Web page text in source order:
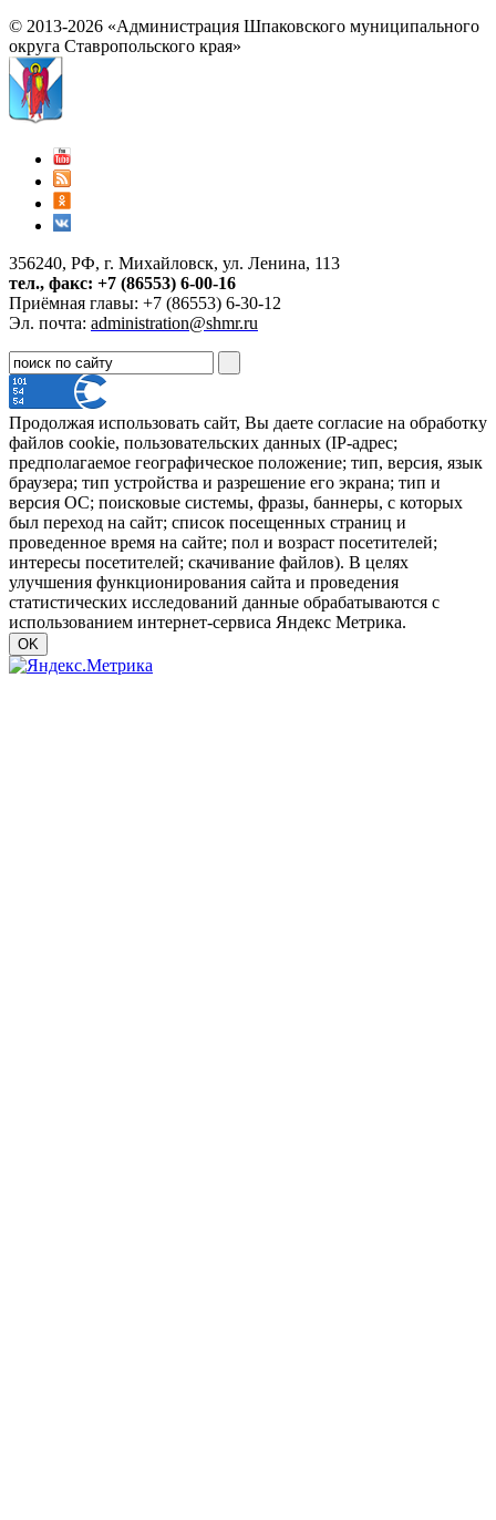
© 2013-2026 «Администрация Шпаковского муниципального
округа Ставропольского края»
356240, РФ, г. Михайловск, ул. Ленина, 113
тел., факс: +7 (86553) 6-00-16
Приёмная главы: +7 (86553) 6-30-12
Эл. почта: administration@shmr.ru
Продолжая использовать сайт, Вы даете согласие на обработку
файлов cookie, пользовательских данных (IP-адрес;
предполагаемое географическое положение; тип, версия, язык
браузера; тип устройства и разрешение его экрана; тип и
версия ОС; поисковые системы, фразы, баннеры, с которых
был переход на сайт; список посещенных страниц и
проведенное время на сайте; пол и возраст посетителей;
интересы посетителей; скачивание файлов). В целях
улучшения функционирования сайта и проведения
статистических исследований данные обрабатываются с
использованием интернет-сервиса Яндекс Метрика.
OK